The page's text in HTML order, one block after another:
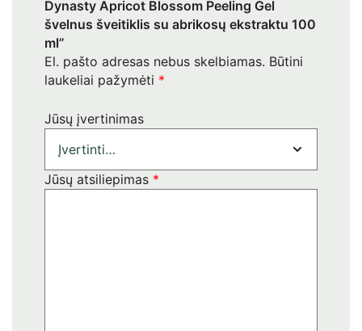
Dynasty Apricot Blossom Peeling Gel
švelnus šveitiklis su abrikosų ekstraktu 100
ml”
El. pašto adresas nebus skelbiamas. Būtini
laukeliai pažymėti *
Jūsų įvertinimas
Jūsų atsiliepimas *